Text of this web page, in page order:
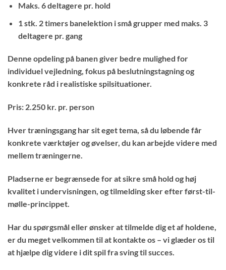
Maks. 6 deltagere pr. hold
1 stk. 2 timers banelektion i små grupper med maks. 3
deltagere pr. gang
Denne opdeling på banen giver bedre mulighed for
individuel vejledning, fokus på beslutningstagning og
konkrete råd i realistiske spilsituationer.
Pris: 2.250 kr. pr. person
Hver træningsgang har sit eget tema, så du løbende får
konkrete værktøjer og øvelser, du kan arbejde videre med
mellem træningerne.
Pladserne er begrænsede for at sikre små hold og høj
kvalitet i undervisningen, og tilmelding sker efter først-til-
mølle-princippet.
Har du spørgsmål eller ønsker at tilmelde dig et af holdene,
er du meget velkommen til at kontakte os – vi glæder os til
at hjælpe dig videre i dit spilfra sving til succes